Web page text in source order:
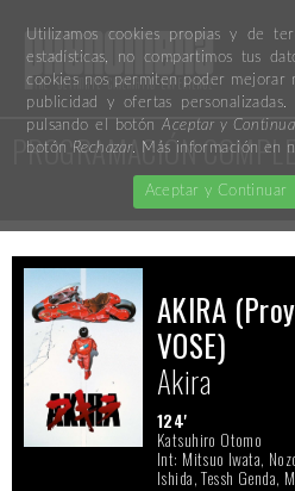
Utilizamos cookies propias y de
estadísticas, no compartimos tus
cookies nos permiten poder mejorar
publicidad y ofertas
pulsando el botónAceptar y
botón Rechazar . Más información en
Aceptar y Continuar
PROGRAMACIÓN
AKIRA
VOSE)
Akira
124'
Katsuhiro Otomo
Int: Mitsuo Iwata,
Ishida, Tessh Genda,